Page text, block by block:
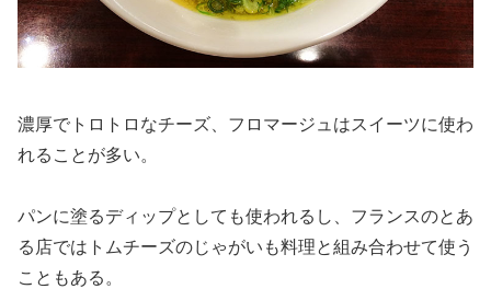
濃厚でトロトロなチーズ、フロマージュはスイーツに使わ
れることが多い。
パンに塗るディップとしても使われるし、フランスのとあ
る店ではトムチーズのじゃがいも料理と組み合わせて使う
こともある。